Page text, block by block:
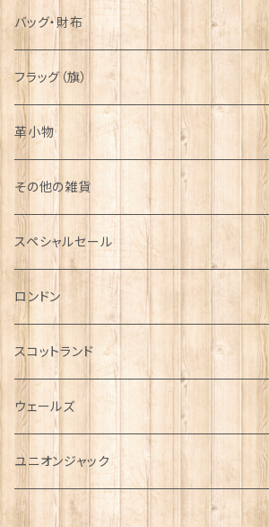
バッグ・財布
フラッグ（旗）
革小物
その他の雑貨
ミニカー
チャーム
犬グッズ
傘
指貫(シンブル)
スペシャルセール
ロンドン
スコットランド
ウェールズ
ユニオンジャック